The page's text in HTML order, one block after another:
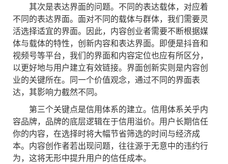
其次是表达界面的问题。不同的表达载体，对应着
不同的表达界面。面对不同的载体与群体，我们需要灵
活选择适宜的界面。因此，内容创业者需要不断根据媒
体与载体的特性，创新内容和表达界面。即便是抖音和
视频号等平台，我们的界面和内容定位也应有所区分，
以更好地与用户建立有效链接。界面创新实则是内容创
业的关键所在。同一个价值观念，通过不同的界面表
达，其影响力截然不同。
第三个关键点是信用体系的建立。信用体系关乎内
容品牌，品牌的底层逻辑在于信用溢价。用户长期信任
你的内容，在选择时将大幅节省筛选的时间与经济成
本。内容创作者若出现问题，往往源于无意中的违约行
为，这将无形中提升用户的信任成本。